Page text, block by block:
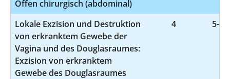
Offen chirurgisch (abdominal)
Lokale Exzision und Destruktion
von erkranktem Gewebe der
Vagina und des Douglasraumes:
Exzision von erkranktem
Gewebe des Douglasraumes
4 5-